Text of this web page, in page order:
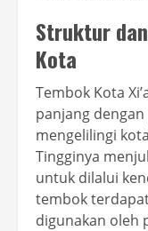
Struktur
Kota
Tembok Kota
panjang
mengelilingi
Tingginya
untuk dilalui
tembok
digunakan oleh